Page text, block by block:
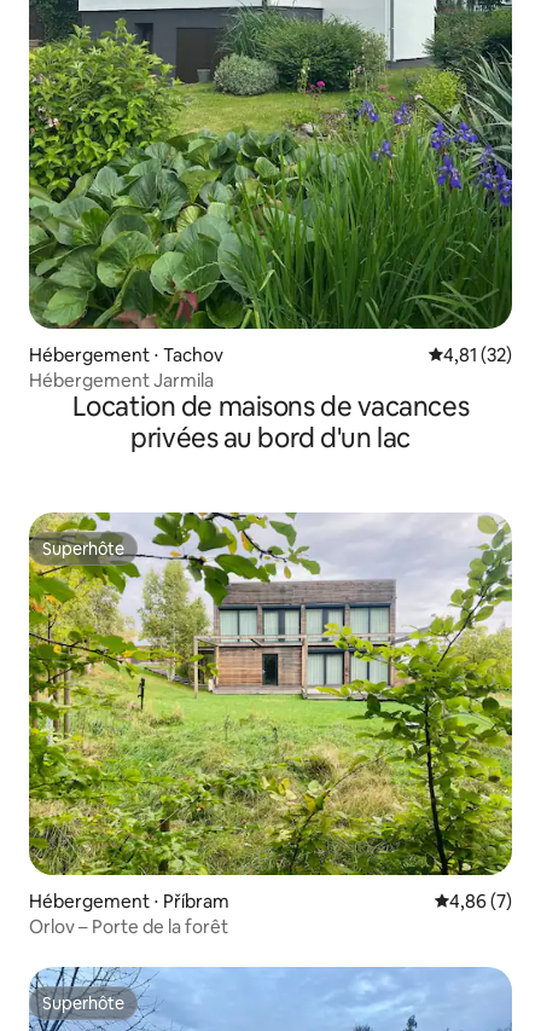
Hébergement ⋅ Tachov Évaluation
4,81 (32)
Hébergement Jarmila
Location de maisons de vacances
privées au bord d'un lac
Superhôte
Superhôte
Hébergement ⋅ Příbram Évaluation
4,86 (7)
Orlov – Porte de la forêt
Superhôte
Superhôte